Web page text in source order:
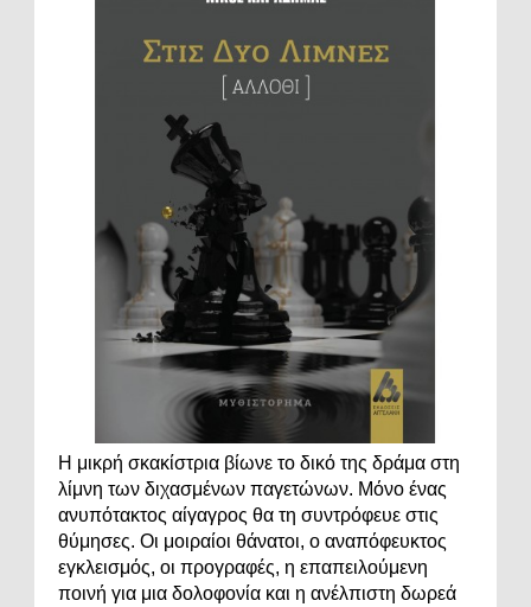
Η μικρή σκακίστρια βίωνε το δικό της δράμα στη
λίμνη των διχασμένων παγετώνων. Μόνο ένας
ανυπότακτος αίγαγρος θα τη συντρόφευε στις
θύμησες. Οι μοιραίοι θάνατοι, ο αναπόφευκτος
εγκλεισμός, οι προγραφές, η επαπειλούμενη
ποινή για μια δολοφονία και η ανέλπιστη δωρεά